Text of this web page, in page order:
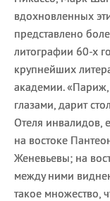
вдохновленных
представлено
литографии 60-х
крупнейших
академии.
глазами, дарит
Отеля инвалидов,
на востоке
Женевьевы; на
между ними
такое множество,